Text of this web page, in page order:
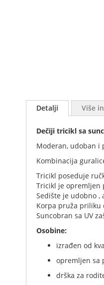
to
images
gallery
Detalji
Dečiji tricikl sa
Moderan, udoban i
Kombinacija
Tricikl poseduje
Tricikl je opremljen
Sedište je udobno ,
Korpa pruža priliku
Suncobran sa UV
Osobine:
izrađen od
opremljen sa
drška za
Više